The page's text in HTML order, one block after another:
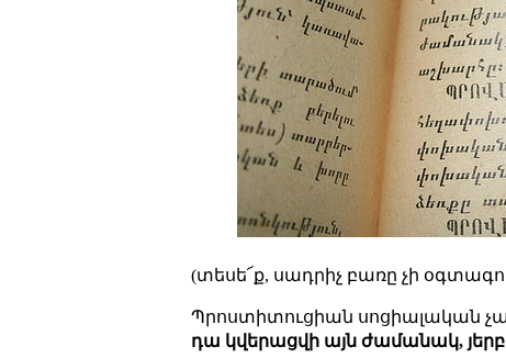
(տեսե՜ք, սադրիչ բառը չի
Պրոստիտուցիան սոցիալական
դա կվերացվի այն ժամանակ,